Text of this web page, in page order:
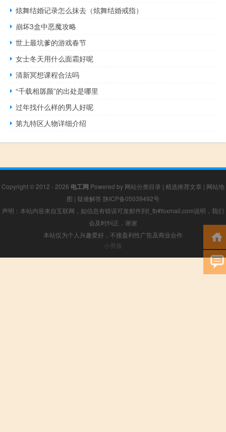
炫舞结婚记录怎么抹去（炫舞结婚戒指）
崩坏3盒中恶魔攻略
世上最坑爹的游戏春节
女士冬天用什么面霜好呢
清新冥想课程合法吗
“千载相孱颜”的出处是哪里
过年找什么样的男人好呢
第九特区人物详细介绍
Copyright © 2012 - 2026 电工网 Powered by 网站分类目录 | 精选推荐文章 | 网站地
图 | 疑难解答 陕ICP备05039492号
声明：本站内容来自互联网，如信息有错误可发邮件到f_fb#foxmail.com说明，我们
会及时纠正，谢谢
本站仅为个人兴趣爱好，不接盈利性广告及商业合作
小男孩